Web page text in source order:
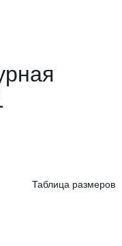
Таблица размеров